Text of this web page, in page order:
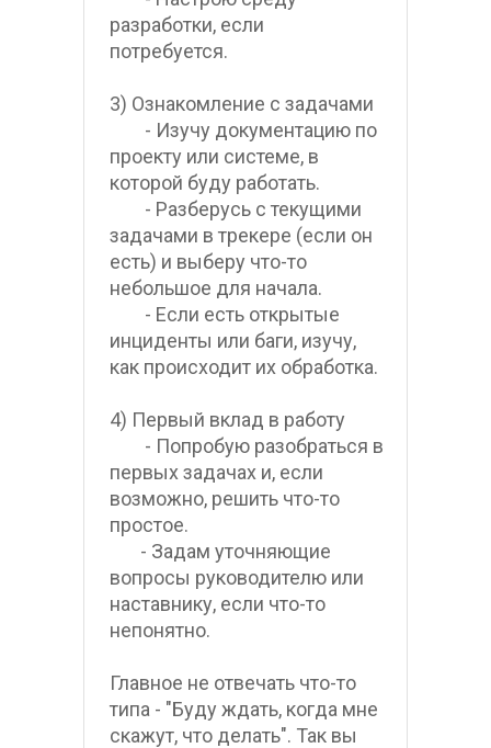
разработки, если
потребуется.
3) Ознакомление с задачами
проекту или системе, в
которой буду работать.
задачами в трекере (если он
есть) и выберу что-то
небольшое для начала.
инциденты или баги, изучу,
как происходит их обработка.
4) Первый вклад в работу
первых задачах и, если
возможно, решить что-то
простое.
вопросы руководителю или
наставнику, если что-то
непонятно.
Главное не отвечать что-то
типа - "Буду ждать, когда мне
скажут, что делать". Так вы